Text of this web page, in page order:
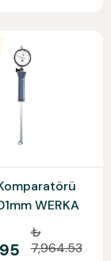
WERKA
₺
7,964.53